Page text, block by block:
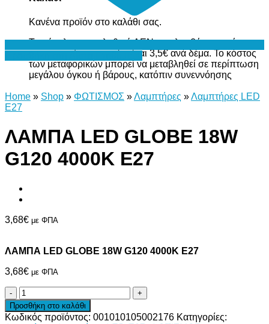
Κανένα προϊόν στο καλάθι σας.
Το σύνολο του καλαθιού ΔΕΝ περιλαμβάνει το κόστος
μεταφορικών, το οποίο είναι 3,5€ ανά δέμα. Το κόστος
των μεταφορικών μπορεί να μεταβληθεί σε περίπτωση
μεγάλου όγκου ή βάρους, κατόπιν συνεννόησης
Home » Shop » ΦΩΤΙΣΜΟΣ »Λαμπτήρες »Λαμπτήρες LED
E27
ΛΑΜΠΑ LED GLOBE 18W
G120 4000Κ E27
3,68€ με ΦΠΑ
ΛΑΜΠΑ LED GLOBE 18W G120 4000Κ E27
3,68€ με ΦΠΑ
ΛΑΜΠΑ
LED
GLOBE
Προσθήκη στο καλάθι
Κωδικός προϊόντος: 001010105002176 Κατηγορίες: